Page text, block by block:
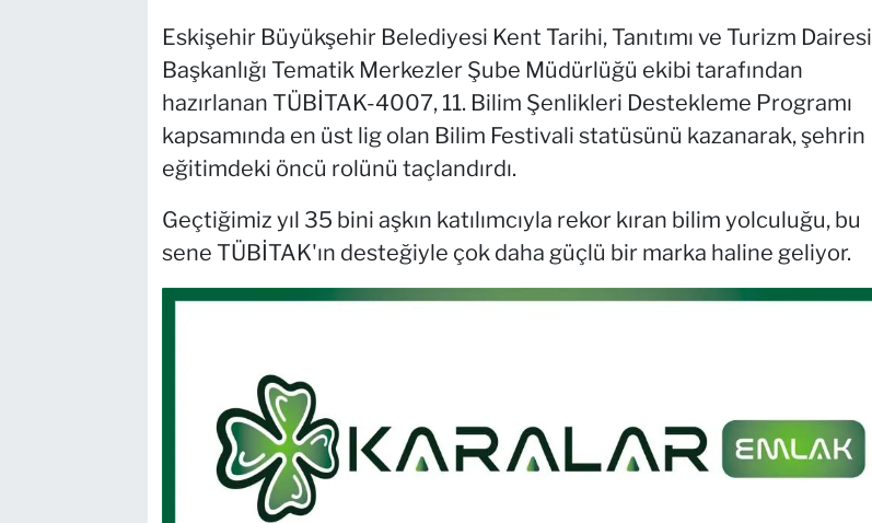
Eskişehir Büyükşehir Belediyesi Kent Tarihi, Tanıtımı ve Turizm Dairesi
Başkanlığı Tematik Merkezler Şube Müdürlüğü ekibi tarafından
hazırlanan TÜBİTAK-4007, 11. Bilim Şenlikleri Destekleme Programı
kapsamında en üst lig olan Bilim Festivali statüsünü kazanarak, şehrin
eğitimdeki öncü rolünü taçlandırdı.
Geçtiğimiz yıl 35 bini aşkın katılımcıyla rekor kıran bilim yolculuğu, bu
sene TÜBİTAK'ın desteğiyle çok daha güçlü bir marka haline geliyor.